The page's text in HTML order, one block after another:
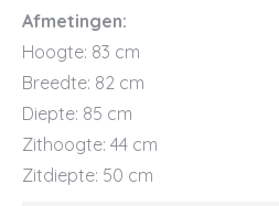
Afmetingen:
Hoogte: 83 cm
Breedte: 82 cm
Diepte: 85 cm
Zithoogte: 44 cm
Zitdiepte: 50 cm